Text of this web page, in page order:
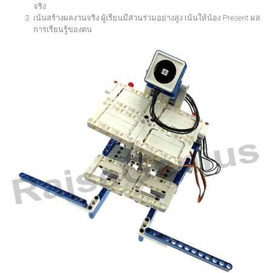
จริง
เน้นสร้างผลงานจริง ผู้เรียนมีส่วนร่วมอย่างสูง เน้นให้น้อง Present ผล
การเรียนรู้ของตน